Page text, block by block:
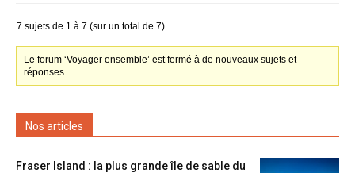
7 sujets de 1 à 7 (sur un total de 7)
Le forum ‘Voyager ensemble’ est fermé à de nouveaux sujets et
réponses.
Nos articles
Fraser Island : la plus grande île de sable du